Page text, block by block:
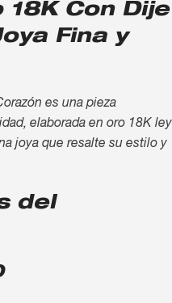
18K Con Dije
Fina y
es una pieza
elaborada en oro 18K ley
joya que resalte su estilo y
del